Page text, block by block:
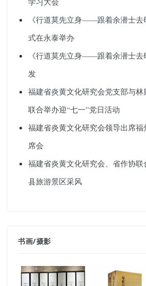
《行道莫先立身——跟着余潜士去
式在永泰举办
《行道莫先立身——跟着余潜士去
发
福建省炎黄文化研究会党支部与
联合举办迎“七一”党日活动
福建省炎黄文化研究会领导出席
席会
福建省炎黄文化研究会、省作协联
县旅游景区采风
书画/摄影